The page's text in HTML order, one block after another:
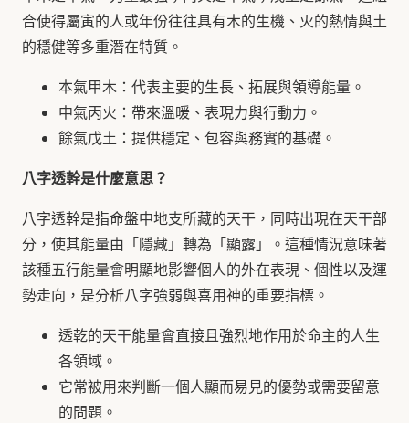
合使得屬寅的人或年份往往具有木的生機、火的熱情與土
的穩健等多重潛在特質。
本氣甲木：代表主要的生長、拓展與領導能量。
中氣丙火：帶來溫暖、表現力與行動力。
餘氣戊土：提供穩定、包容與務實的基礎。
八字透幹是什麼意思？
八字透幹是指命盤中地支所藏的天干，同時出現在天干部
分，使其能量由「隱藏」轉為「顯露」。這種情況意味著
該種五行能量會明顯地影響個人的外在表現、個性以及運
勢走向，是分析八字強弱與喜用神的重要指標。
透乾的天干能量會直接且強烈地作用於命主的人生
各領域。
它常被用來判斷一個人顯而易見的優勢或需要留意
的問題。